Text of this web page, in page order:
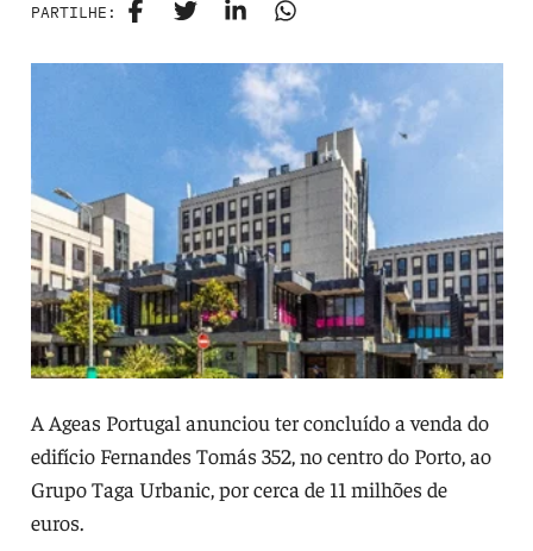
PARTILHE:
A Ageas Portugal anunciou ter concluído a venda do
edifício Fernandes Tomás 352, no centro do Porto, ao
Grupo Taga Urbanic, por cerca de 11 milhões de
euros.